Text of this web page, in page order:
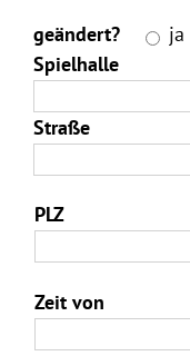
geändert? ja
Spielhalle
Straße
PLZ
Zeit von